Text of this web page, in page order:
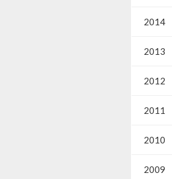
2014
2013
2012
2011
2010
2009